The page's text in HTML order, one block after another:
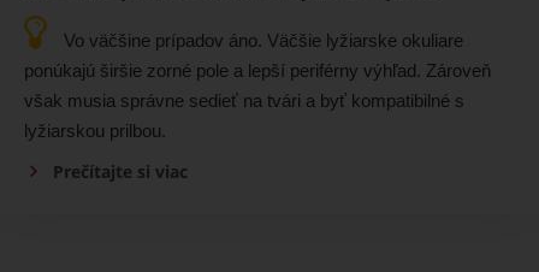
Vo väčšine prípadov áno. Väčšie lyžiarske okuliare
ponúkajú širšie zorné pole a lepší periférny výhľad. Zároveň
však musia správne sedieť na tvári a byť kompatibilné s
lyžiarskou prilbou.
Prečítajte si viac